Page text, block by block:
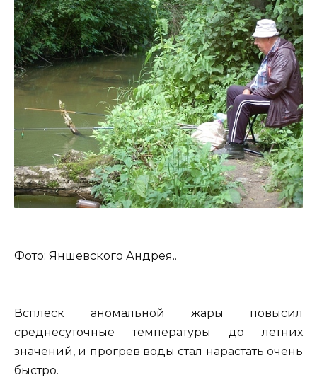
Фото: Яншевского Андрея..
Всплеск аномальной жары повысил
среднесуточные температуры до летних
значений, и прогрев воды стал нарастать очень
быстро.